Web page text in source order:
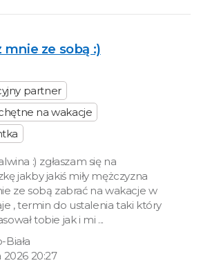
mnie ze sobą :)
partner
na wakacje
:) zgłaszam się na
jakby jakiś miły mężczyzna
ze sobą zabrać na wakacje w
, termin do ustalenia taki który
tobie jak i mi ...
Biała
2026 20:27